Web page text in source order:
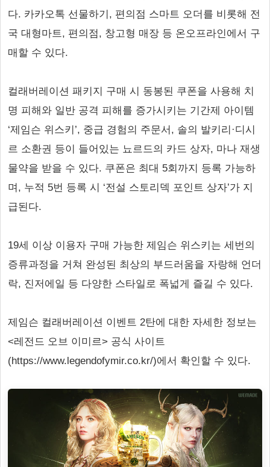
다. 카카오톡 선물하기, 편의점 스마트 오더를 비롯해 전
국 대형마트, 편의점, 창고형 매장 등 온오프라인에서 구
매할 수 있다.
컬래버레이션 패키지 구매 시 동봉된 쿠폰을 사용해 치
명 피해와 일반 공격 피해를 증가시키는 기간제 아이템
‘제임슨 위스키’, 중급 경험의 주문서, 솔의 발키리·디시
르 소환권 등이 들어있는 뇨르드의 카드 상자, 마나 재생
물약을 받을 수 있다. 쿠폰은 최대 5회까지 등록 가능하
며, 누적 5번 등록 시 ‘전설 스토리덱 포인트 상자’가 지
급된다.
19세 이상 이용자 구매 가능한 제임슨 위스키는 세번의
증류과정을 거쳐 완성된 최상의 부드러움을 자랑해 언더
락, 진저에일 등 다양한 스타일로 폭넓게 즐길 수 있다.
제임슨 컬래버레이션 이벤트 2탄에 대한 자세한 정보는
<레전드 오브 이미르> 공식 사이트
(https://www.legendofymir.co.kr/)에서 확인할 수 있다.